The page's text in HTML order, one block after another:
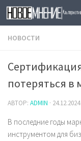
Skip to content
НОВОСТИ
потеряться в
АВТОР: ADMIN · 24.12.2024
В последние годы
инструментом для